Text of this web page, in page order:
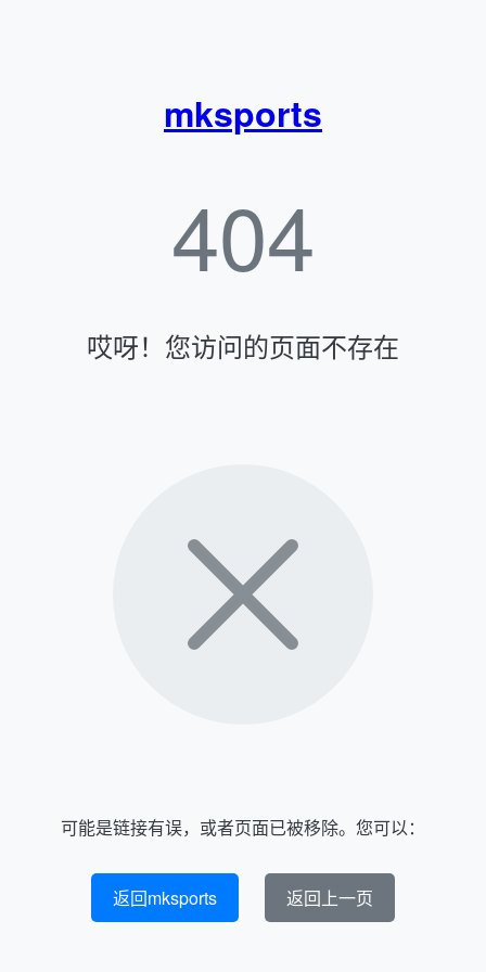
mksports
404
哎呀！您访问的页面不存在
可能是链接有误，或者页面已被移除。您可以：
返回mksports 返回上一页